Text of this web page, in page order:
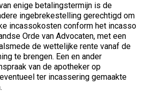
enige betalingstermijn is de
ingebrekestelling gerechtigd om
incassokosten conform het incasso
Orde van Advocaten, met een
de wettelijke rente vanaf de
te brengen. Een en ander
van de apotheker op
ter incassering gemaakte